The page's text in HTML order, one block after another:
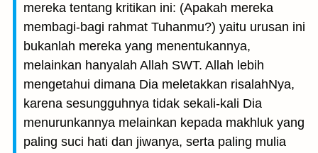
mereka tentang kritikan ini: (Apakah mereka
membagi-bagi rahmat Tuhanmu?) yaitu urusan ini
bukanlah mereka yang menentukannya,
melainkan hanyalah Allah SWT. Allah lebih
mengetahui dimana Dia meletakkan risalahNya,
karena sesungguhnya tidak sekali-kali Dia
menurunkannya melainkan kepada makhluk yang
paling suci hati dan jiwanya, serta paling mulia